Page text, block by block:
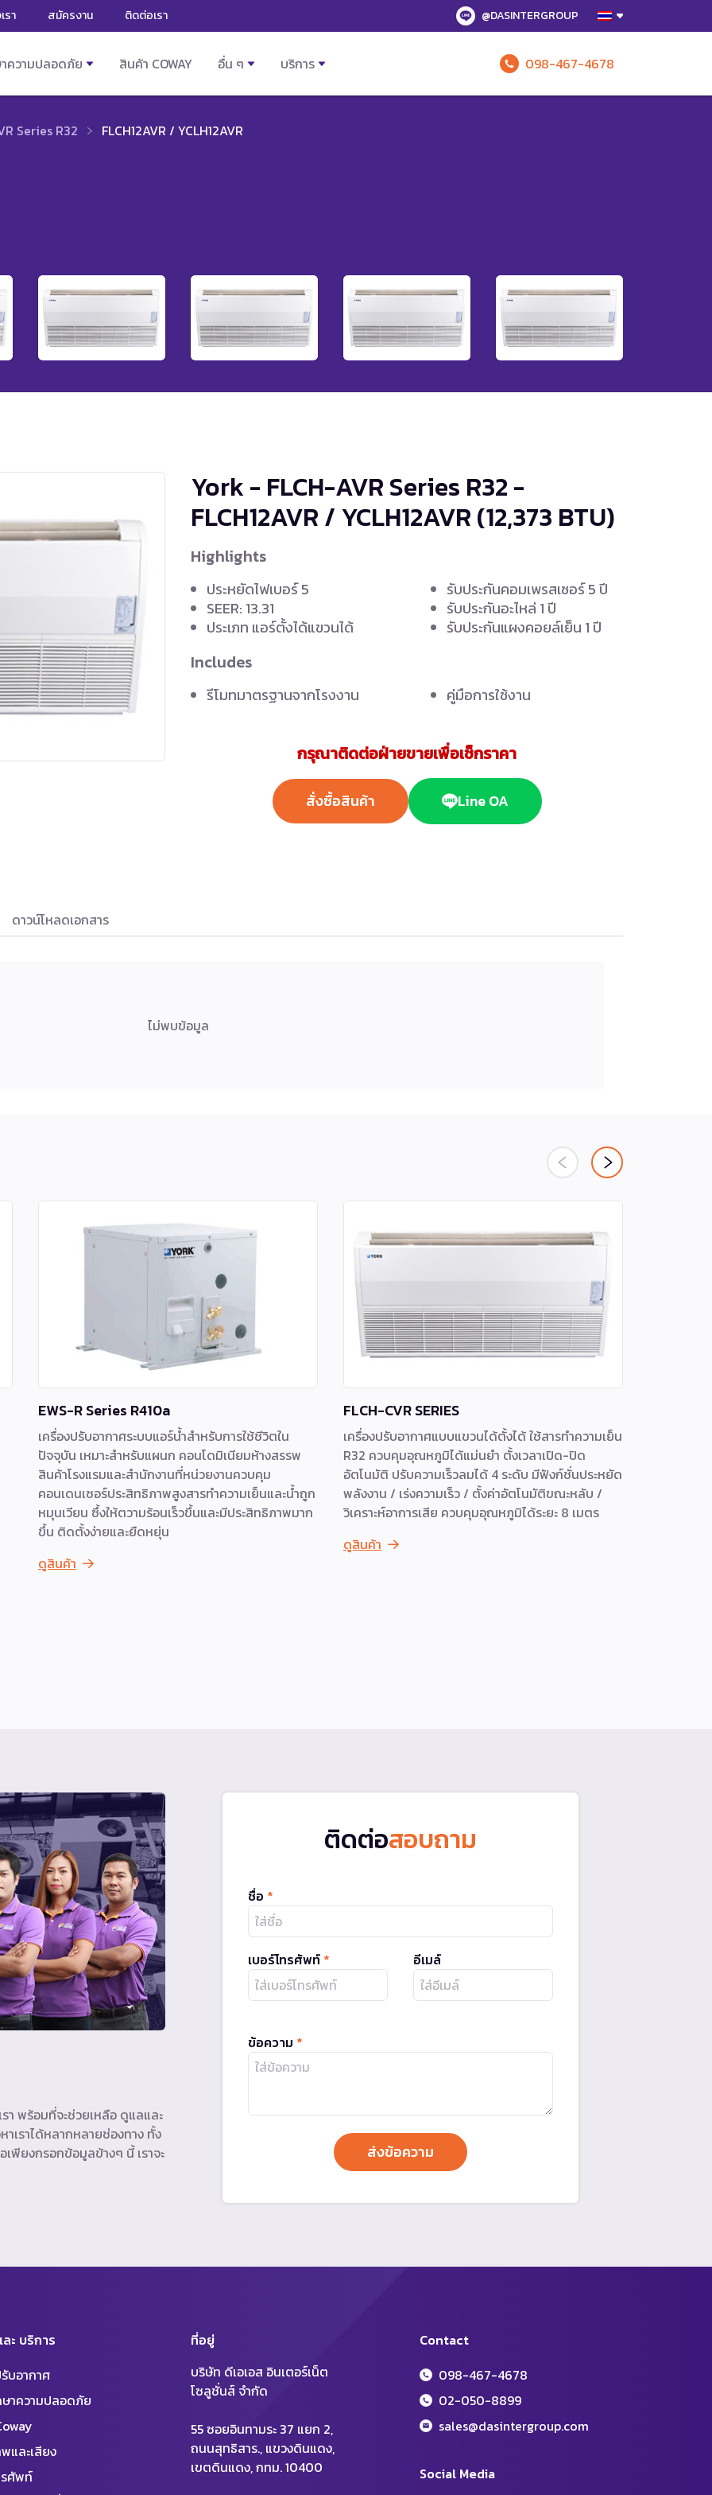
รา สมัครงาน ติดต่อเรา @DASINTERGROUP
ความปลอดภัย สินค้า COWAY อื่น ๆ บริการ 098-467-4678
Series R32 FLCH12AVR / YCLH12AVR
York - FLCH-AVR Series R32 -
FLCH12AVR / YCLH12AVR(12,373 BTU)
Highlights
ประหยัดไฟเบอร์ 5
SEER: 13.31
ประเภท แอร์ตั้งได้แขวนได้
รับประกันคอมเพรสเซอร์ 5 ปี
รับประกันอะไหล่ 1 ปี
รับประกันแผงคอยล์เย็น 1 ปี
Includes
รีโมทมาตรฐานจากโรงงาน คู่มือการใช้งาน
กรุณาติดต่อฝ่ายขายเพื่อเช็กราคา
สั่งซื้อสินค้า Line OA
ดาวน์โหลดเอกสาร
ไม่พบข้อมูล
EWS-R Series R410a
เครื่องปรับอากาศระบบแอร์น้ำสำหรับการใช้ชีวิตใน
ปัจจุบัน เหมาะสำหรับแผนก คอนโดมิเนียมห้างสรรพ
สินค้าโรงแรมและสำนักงานที่หน่วยงานควบคุม
คอนเดนเซอร์ประสิทธิภาพสูงสารทำความเย็นและน้ำถูก
หมุนเวียน ซึ้งให้ตวามร้อนเร็วขึ้นและมีประสิทธิภาพมาก
ขึ้น ติดตั้งง่ายและยืดหยุ่น
ดูสินค้า
FLCH-CVR SERIES
เครื่องปรับอากาศแบบแขวนได้ตั้งได้ ใช้สารทำความเย็น
R32 ควบคุมอุณหภูมิได้แม่นยำ ตั้งเวลาเปิด-ปิด
อัตโนมัติ ปรับความเร็วลมได้ 4 ระดับ มีฟังก์ชั่นประหยัด
พลังงาน / เร่งความเร็ว / ตั้งค่าอัตโนมัติขณะหลับ /
วิเคราะห์อาการเสีย ควบคุมอุณหภูมิได้ระยะ 8 เมตร
ดูสินค้า
ติดต่อสอบถาม
ชื่อ *
เบอร์โทรศัพท์ * อีเมล์
ข้อความ *
า พร้อมที่จะช่วยเหลือ ดูแลและ
ราได้หลากหลายช่องทาง ทั้ง
เพียงกรอกข้อมูลข้างๆ นี้ เราจะ
ะ บริการ
บอากาศ
ษาความปลอดภัย
และเสียง
รศัพท์
Social Media
Contact
098-467-4678
02-050-8899
sales@dasintergroup.com
ที่อยู่
บริษัท ดีเอเอส อินเตอร์เน็ต
โซลูชั่นส์ จำกัด
55 ซอยอินทามระ 37 แยก 2,
ถนนสุทธิสาร., แขวงดินแดง,
เขตดินแดง, กทม. 10400